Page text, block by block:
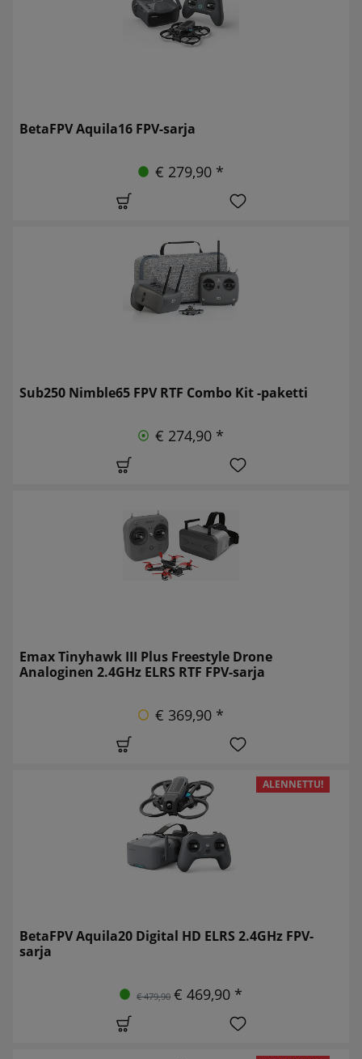
BetaFPV Aquila16 FPV-sarja
€ 279,90 *
Sub250 Nimble65 FPV RTF Combo Kit -paketti
€ 274,90 *
Emax Tinyhawk III Plus Freestyle Drone
Analoginen 2.4GHz ELRS RTF FPV-sarja
€ 369,90 *
ALENNETTU!
BetaFPV Aquila20 Digital HD ELRS 2.4GHz FPV-
sarja
€ 479,90 € 469,90 *